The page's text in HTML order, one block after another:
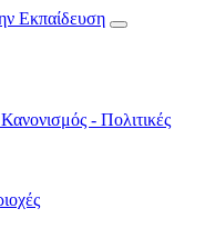
- Πολιτικές